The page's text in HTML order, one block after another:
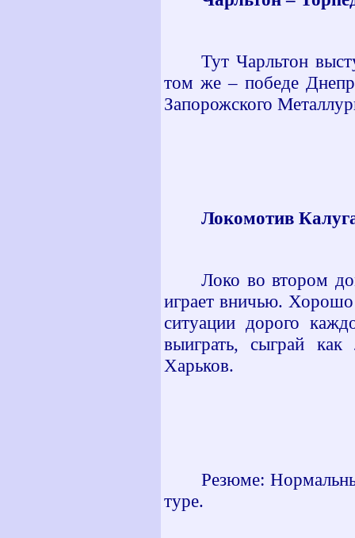
Тут Чарльтон
том же – победе
Запорожского
Локомотив
Локо во втором
играет вничью. Хорошо
ситуации дорого
выиграть, сыграй
Харьков.
Резюме:
туре.